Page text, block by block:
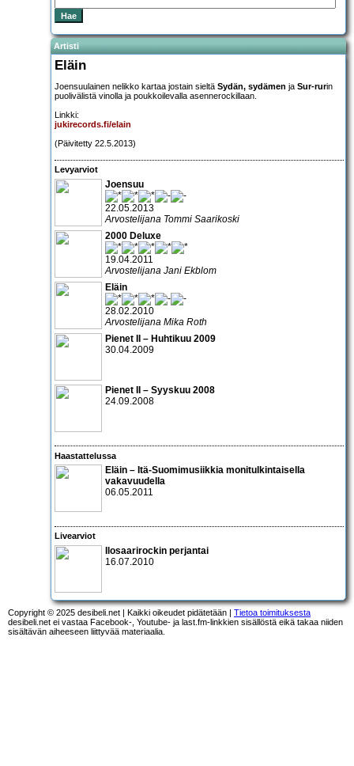
Artisti
Eläin
Joensuulainen nelikko kartaa jostain sieltä Sydän, sydämen ja Sur-rurin
puolivälistä vinolla ja poukkoilevalla asennerockillaan.
Linkki:
jukirecords.fi/elain
(Päivitetty 22.5.2013)
Levyarviot
Joensuu
22.05.2013
Arvostelijana Tommi Saarikoski
2000 Deluxe
19.04.2011
Arvostelijana Jani Ekblom
Eläin
28.02.2010
Arvostelijana Mika Roth
Pienet II – Huhtikuu 2009
30.04.2009
Pienet II – Syyskuu 2008
24.09.2008
Haastattelussa
Eläin – Itä-Suomimusiikkia monitulkintaisella
vakavuudella
06.05.2011
Livearviot
Ilosaarirockin perjantai
16.07.2010
Copyright © 2025 desibeli.net | Kaikki oikeudet pidätetään | Tietoa toimituksesta
desibeli.net ei vastaa Facebook-, Youtube- ja last.fm-linkkien sisällöstä eikä takaa niiden
sisältävän aiheeseen liittyvää materiaalia.